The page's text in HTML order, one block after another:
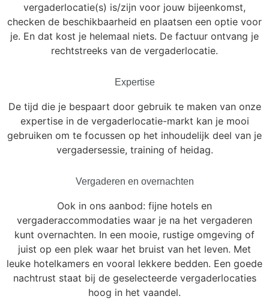
vergaderlocatie(s) is/zijn voor jouw bijeenkomst,
checken de beschikbaarheid en plaatsen een optie voor
je. En dat kost je helemaal niets. De factuur ontvang je
rechtstreeks van de vergaderlocatie.
Expertise
De tijd die je bespaart door gebruik te maken van onze
expertise in de vergaderlocatie-markt kan je mooi
gebruiken om te focussen op het inhoudelijk deel van je
vergadersessie, training of heidag.
Vergaderen en overnachten
Ook in ons aanbod: fijne hotels en
vergaderaccommodaties waar je na het vergaderen
kunt overnachten. In een mooie, rustige omgeving of
juist op een plek waar het bruist van het leven. Met
leuke hotelkamers en vooral lekkere bedden. Een goede
nachtrust staat bij de geselecteerde vergaderlocaties
hoog in het vaandel.